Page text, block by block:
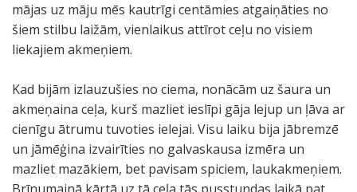
mājas uz māju mēs kautrīgi centāmies atgaiņāties no
šiem stilbu laižām, vienlaikus attīrot ceļu no visiem
liekajiem akmeņiem.
Kad bijām izlauzušies no ciema, nonācām uz šaura un
akmeņaina ceļa, kurš mazliet ieslīpi gāja lejup un ļāva ar
cienīgu ātrumu tuvoties ielejai. Visu laiku bija jābremzē
un jāmēģina izvairīties no galvaskausa izmēra un
mazliet mazākiem, bet pavisam spiciem, laukakmeņiem.